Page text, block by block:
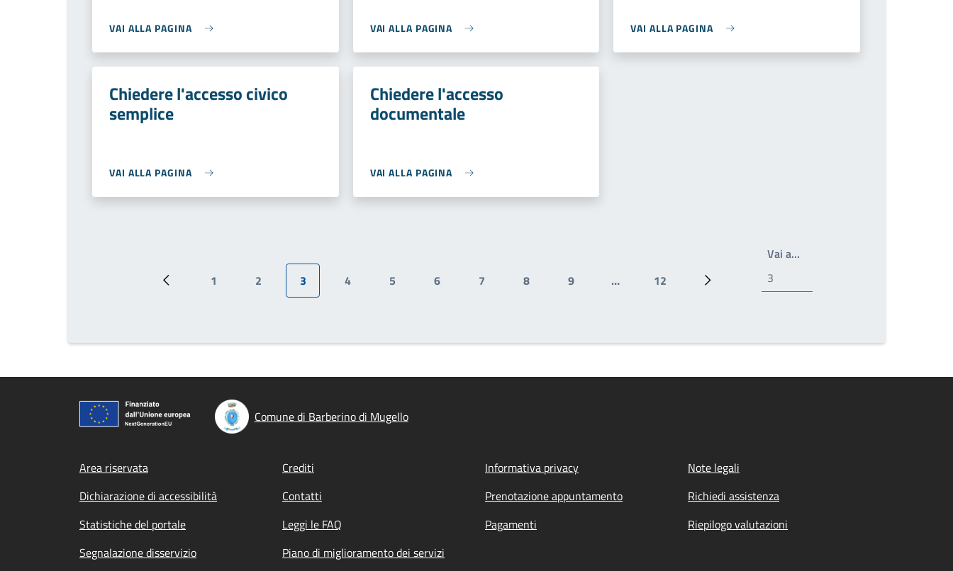
VAI ALLA PAGINA VAI ALLA PAGINA VAI ALLA PAGINA
Chiedere l'accesso civico
semplice
VAI ALLA PAGINA
Chiedere l'accesso
documentale
VAI ALLA PAGINA
Pagina precedente
Pagina
1
Pagina
2
Pagina attuale
3
Pagina
4
Pagina
5
Pagina
6
Pagina
7
Pagina
8
Pagina
9 …
Ultima pagina
12
Prossima pagina
Vai a…
Comune di Barberino di Mugello
Footer menu
Area riservata Crediti Informativa privacy
Note legali
Dichiarazione di accessibilità
Contatti Prenotazione appuntamento
Richiedi assistenza
Statistiche del portale
Leggi le FAQ Pagamenti
Riepilogo valutazioni
Segnalazione disservizio
Piano di miglioramento dei servizi